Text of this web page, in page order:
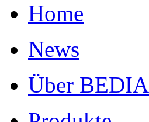
Home
News
Über BEDIA